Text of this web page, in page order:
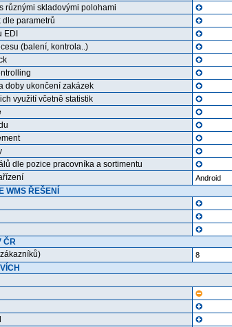
různými skladovými polohami
parametrů
(balení, kontrola..)
doby ukončení zakázek
využití včetně statistik
dle pozice pracovníka a sortimentu
Android
WMS ŘEŠENÍ
ČR
8